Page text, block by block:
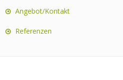
Angebot/Kontakt
Referenzen